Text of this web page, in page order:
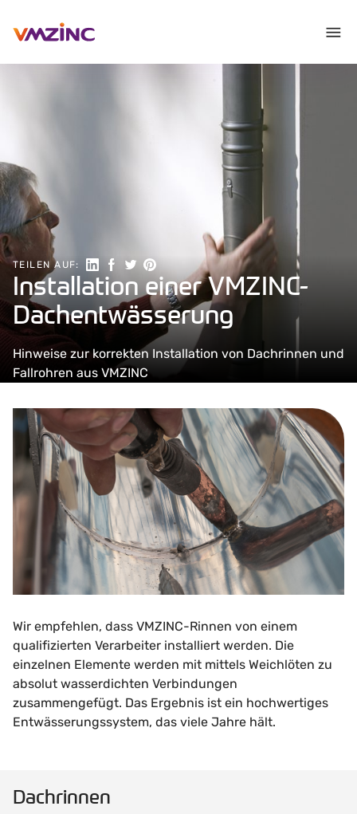
TEILEN AUF: Auf LinkedIn teilen
Auf Facebook teilen
Auf Twitter teilen
Auf Pinterest teilen
Installation einer VMZINC-
Dachentwässerung
Hinweise zur korrekten Installation von Dachrinnen und
Fallrohren aus VMZINC
Wir empfehlen, dass VMZINC-Rinnen von einem
qualifizierten Verarbeiter installiert werden. Die
einzelnen Elemente werden mit mittels Weichlöten zu
absolut wasserdichten Verbindungen
zusammengefügt. Das Ergebnis ist ein hochwertiges
Entwässerungssystem, das viele Jahre hält.
Dachrinnen